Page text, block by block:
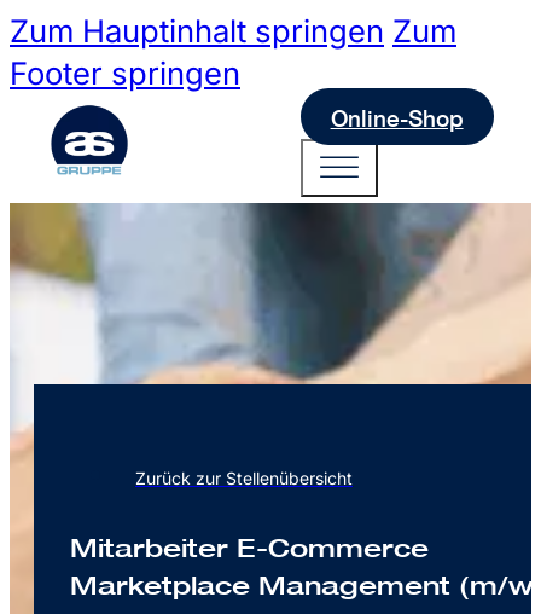
Zum Hauptinhalt springen Zum
Footer springen
Online-Shop
Zurück zur Stellenübersicht
Mitarbeiter E-Commerce
Marketplace Management (m/